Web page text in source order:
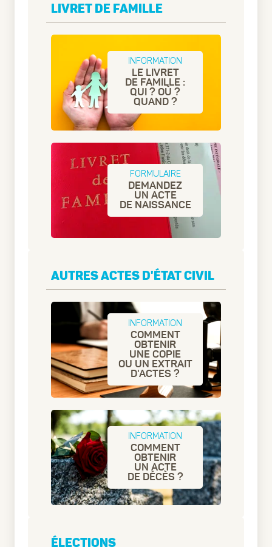
LIVRET DE FAMILLE
INFORMATION
LE LIVRET
DE FAMILLE :
QUI ? OÙ ?
QUAND ?
FORMULAIRE
DEMANDEZ
UN ACTE
DE NAISSANCE
AUTRES ACTES D'ÉTAT CIVIL
INFORMATION
COMMENT
OBTENIR
UNE COPIE
OU UN EXTRAIT
D'ACTES ?
INFORMATION
COMMENT
OBTENIR
UN ACTE
DE DÉCÈS ?
ÉLECTIONS